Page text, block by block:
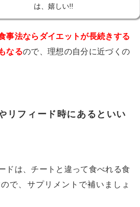
は、嬉しい!!
事法ならダイエットが長続きする
なるので、理想の自分に近づくの
リフィード時にあるといい
ドは、チートと違って食べれる食
で、サプリメントで補いましょ